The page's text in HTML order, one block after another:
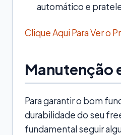
automático e
Clique Aqui Para Ver o
Manutenção
Para garantir o bom
durabilidade do seu
fundamental seguir